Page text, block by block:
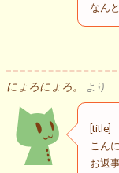
なん
にょろにょろ。 より
[title]
こん
お返